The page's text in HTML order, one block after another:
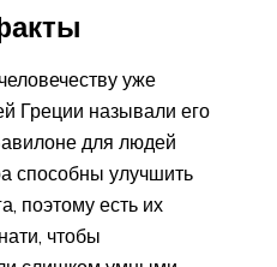
уже
Греции называли его
для людей
способны улучшить
поэтому есть их
чтобы